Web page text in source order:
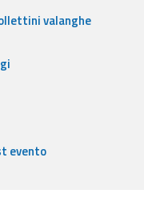
valanghe
evento